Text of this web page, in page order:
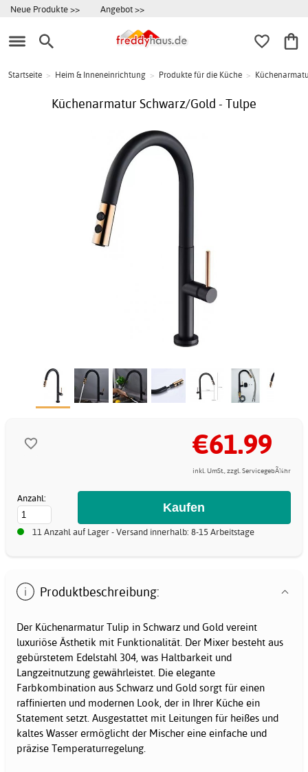
Neue Produkte >> Angebot >>
Startseite > Heim & Inneneinrichtung > Produkte für die Küche >
Küchenarmatur Schwarz/Gold - Tulpe
€61.99
inkl. UmSt., zzgl. ServicegebÃ¼hr
Anzahl:
11 Anzahl auf Lager - Versand innerhalb: 8-15 Arbeitstage
Produktbeschreibung:
Der Küchenarmatur Tulip in Schwarz und Gold vereint
luxuriöse Ästhetik mit Funktionalität. Der Mixer besteht aus
gebürstetem Edelstahl 304, was Haltbarkeit und
Langzeitnutzung gewährleistet. Die elegante
Farbkombination aus Schwarz und Gold sorgt für einen
raffinierten und modernen Look, der in Ihrer Küche ein
Statement setzt. Ausgestattet mit Leitungen für heißes und
kaltes Wasser ermöglicht der Mischer eine einfache und
präzise Temperaturregelung.